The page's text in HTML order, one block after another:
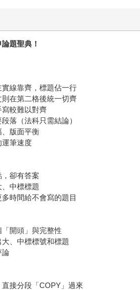
題聖典！
實線靠齊，標題佔一行
則在第二格後統一切齊
寫較難以對齊
落（法科只需結論）
、版面平衡
運筆速度
，卻有答案
、中標標題
時間給不會寫的題目
「開頭」與完整性
、中標標號和標題
論
直接分段「COPY」過來